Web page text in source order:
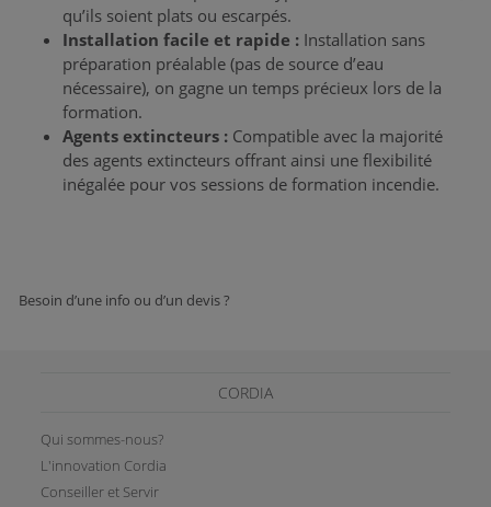
qu’ils soient plats ou escarpés.
Installation facile et rapide : Installation sans
préparation préalable (pas de source d’eau
nécessaire), on gagne un temps précieux lors de la
formation.
Agents extincteurs : Compatible avec la majorité
des agents extincteurs offrant ainsi une flexibilité
inégalée pour vos sessions de formation incendie.
Besoin d’une info ou d’un devis ?
CORDIA
Qui sommes-nous?
L'innovation Cordia
Conseiller et Servir